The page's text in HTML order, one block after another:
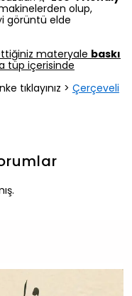
olup,
görüntü elde
materyale baskı
tüp içerisinde
tıklayınız > Çerçeveli